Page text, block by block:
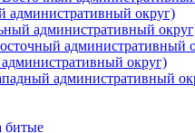
округ)
административный
административный
округ)
административный
битые